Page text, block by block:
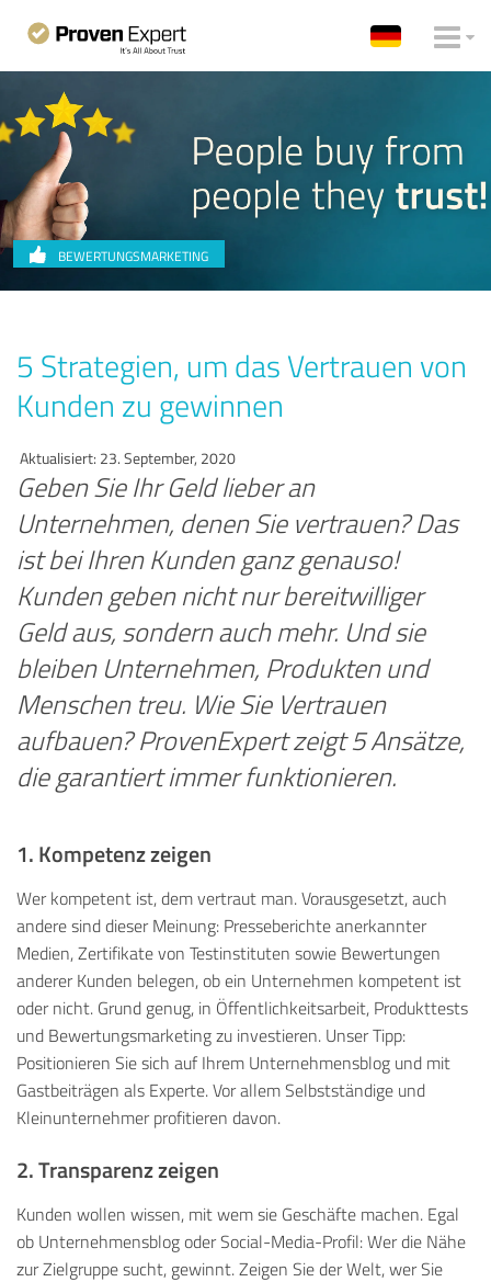
BEWERTUNGSMARKETING
5 Strategien, um das Vertrauen von
Kunden zu gewinnen
Aktualisiert: 23. September, 2020
Geben Sie Ihr Geld lieber an
Unternehmen, denen Sie vertrauen? Das
ist bei Ihren Kunden ganz genauso!
Kunden geben nicht nur bereitwilliger
Geld aus, sondern auch mehr. Und sie
bleiben Unternehmen, Produkten und
Menschen treu. Wie Sie Vertrauen
aufbauen? ProvenExpert zeigt 5 Ansätze,
die garantiert immer funktionieren.
1. Kompetenz zeigen
Wer kompetent ist, dem vertraut man. Vorausgesetzt, auch
andere sind dieser Meinung: Presseberichte anerkannter
Medien, Zertifikate von Testinstituten sowie Bewertungen
anderer Kunden belegen, ob ein Unternehmen kompetent ist
oder nicht. Grund genug, in Öffentlichkeitsarbeit, Produkttests
und Bewertungsmarketing zu investieren. Unser Tipp:
Positionieren Sie sich auf Ihrem Unternehmensblog und mit
Gastbeiträgen als Experte. Vor allem Selbstständige und
Kleinunternehmer profitieren davon.
2. Transparenz zeigen
Kunden wollen wissen, mit wem sie Geschäfte machen. Egal
ob Unternehmensblog oder Social-Media-Profil: Wer die Nähe
zur Zielgruppe sucht, gewinnt. Zeigen Sie der Welt, wer Sie